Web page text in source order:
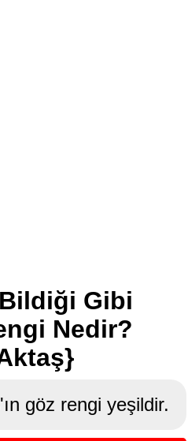
Gibi
Nedir?
göz rengi yeşildir.